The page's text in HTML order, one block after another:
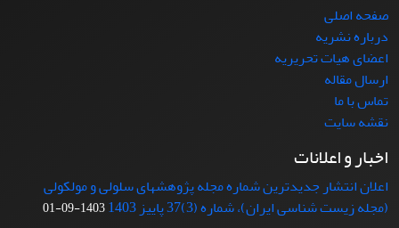
صفحه اصلی
درباره نشریه
اعضای هیات تحریریه
ارسال مقاله
تماس با ما
نقشه سایت
اخبار و اعلانات
اعلان انتشار جدیدترین شماره مجله پژوهشهای سلولی و مولکولی
(مجله زیست شناسی ایران)، شماره (3)37 پاییز 1403
1403-09-01